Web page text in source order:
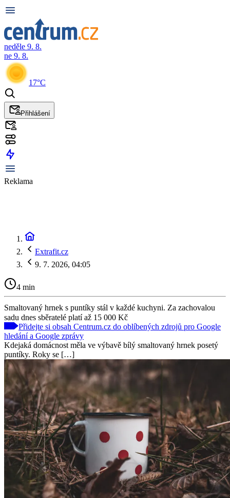
neděle 9. 8.
ne 9. 8.
17°C
Přihlášení
Reklama
Extrafit.cz
9. 7. 2026, 04:05
4 min
Smaltovaný hrnek s puntíky stál v každé kuchyni. Za zachovalou
sadu dnes sběratelé platí až 15 000 Kč
Přidejte si obsah Centrum.cz do oblíbených zdrojů pro Google
hledání a Google zprávy
Kdejaká domácnost měla ve výbavě bílý smaltovaný hrnek posetý
puntíky. Roky se […]